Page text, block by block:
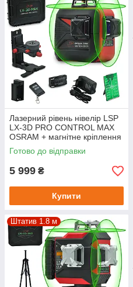
Лазерний рівень нівелір LSP
LX-3D PRO CONTROL MAX
OSRAM + магнітне кріплення
мікроліфт
Готово до відправки
5 999 ₴
Купити
Штатив 1.8 м